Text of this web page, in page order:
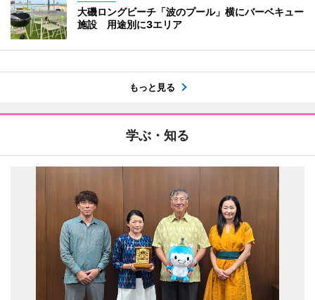
大磯ロングビーチ「波のプール」横にバーベキュー
施設 用途別に3エリア
もっと見る
学ぶ・知る